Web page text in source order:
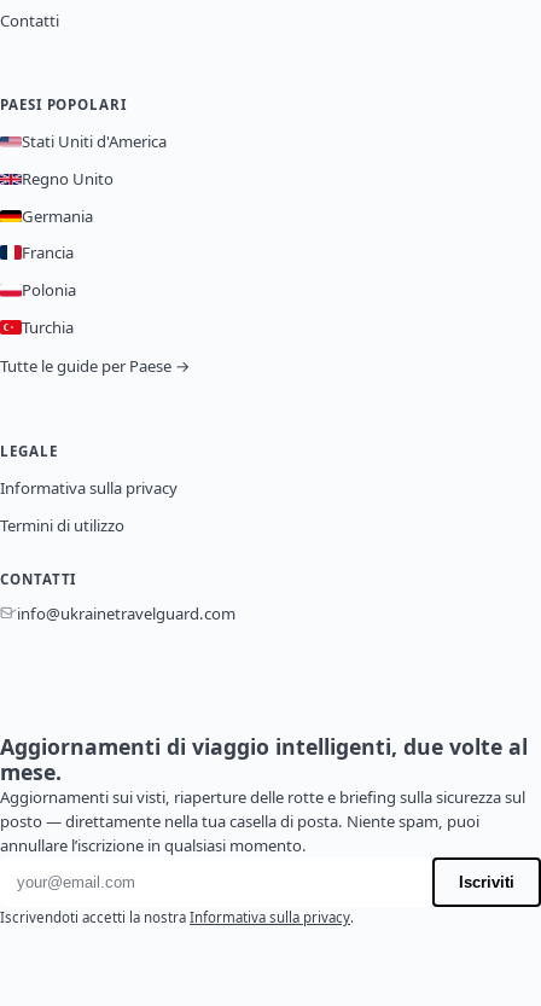
Contatti
PAESI POPOLARI
Stati Uniti d'America
Regno Unito
Germania
Francia
Polonia
Turchia
Tutte le guide per Paese →
LEGALE
Informativa sulla privacy
Termini di utilizzo
CONTATTI
info@ukrainetravelguard.com
Aggiornamenti di viaggio intelligenti, due volte al
mese.
Aggiornamenti sui visti, riaperture delle rotte e briefing sulla sicurezza sul
posto — direttamente nella tua casella di posta. Niente spam, puoi
annullare l’iscrizione in qualsiasi momento.
Indirizzo email
Iscriviti
Iscrivendoti accetti la nostra Informativa sulla privacy.